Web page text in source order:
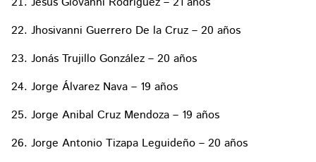
Jhosivanni Guerrero De la Cruz – 20 años
Jonás Trujillo González – 20 años
Jorge Álvarez Nava – 19 años
Jorge Anibal Cruz Mendoza – 19 años
Jorge Antonio Tizapa Leguideño – 20 años